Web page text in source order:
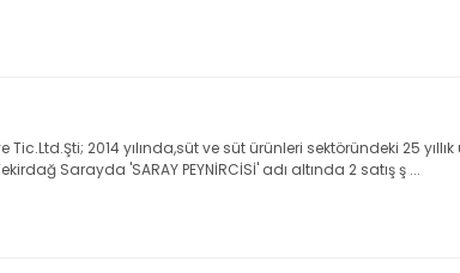
Tic.Ltd.Şti; 2014 yılında,süt ve süt ürünleri sektöründeki 25
Sarayda 'SARAY PEYNİRCİSİ' adı altında 2 satış ş ...